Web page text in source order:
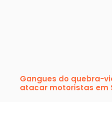
Gangues do quebra-
atacar motoristas em